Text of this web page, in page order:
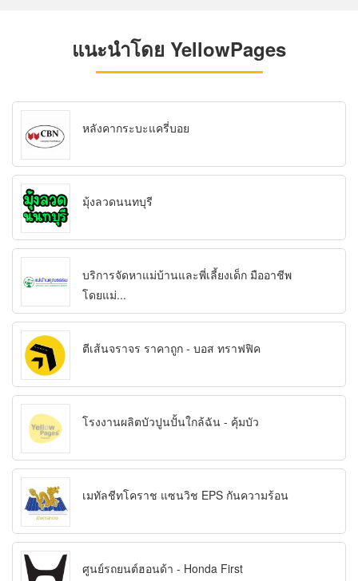
แนะนำโดย YellowPages
หลังคากระบะแครี่บอย
มุ้งลวดนนทบุรี
บริการจัดหาแม่บ้านและพี่เลี้ยงเด็ก มืออาชีพ
โดยแม่...
ตีเส้นจราจร ราคาถูก - บอส ทราฟฟิค
โรงงานผลิตบัวปูนปั้นใกล้ฉัน - คุ้มบัว
เมทัลชีทโคราช แซนวิช EPS กันความร้อน
ศูนย์รถยนต์ฮอนด้า - Honda First